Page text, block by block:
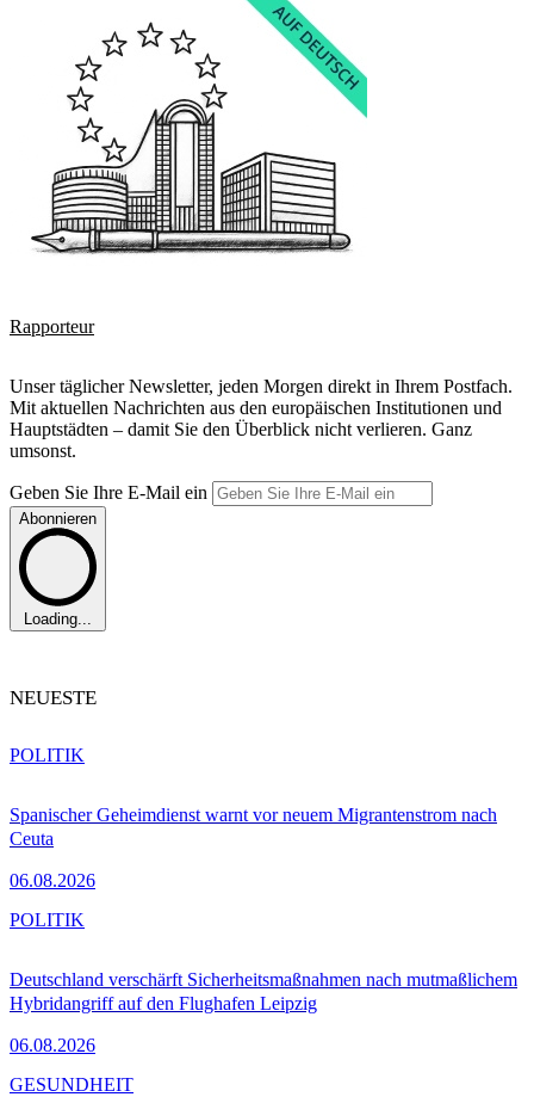
Rapporteur
Unser täglicher Newsletter, jeden Morgen direkt in Ihrem Postfach.
Mit aktuellen Nachrichten aus den europäischen Institutionen und
Hauptstädten – damit Sie den Überblick nicht verlieren. Ganz
umsonst.
Geben Sie Ihre E-Mail ein
Abonnieren
Loading...
NEUESTE
Spanischer Geheimdienst warnt vor neuem Migrantenstrom nach
Ceuta
06.08.2026
POLITIK
Deutschland verschärft Sicherheitsmaßnahmen nach mutmaßlichem
Hybridangriff auf den Flughafen Leipzig
06.08.2026
POLITIK
GESUNDHEIT